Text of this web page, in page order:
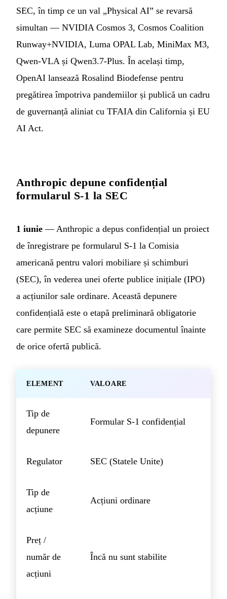
SEC, în timp ce un val „Physical AI” se revarsă
simultan — NVIDIA Cosmos 3, Cosmos Coalition
Runway+NVIDIA, Luma OPAL Lab, MiniMax M3,
Qwen-VLA și Qwen3.7-Plus. În același timp,
OpenAI lansează Rosalind Biodefense pentru
pregătirea împotriva pandemiilor și publică un cadru
de guvernanță aliniat cu TFAIA din California și EU
AI Act.
Anthropic depune confidențial
formularul S-1 la SEC
1 iunie — Anthropic a depus confidențial un proiect
de înregistrare pe formularul S-1 la Comisia
americană pentru valori mobiliare și schimburi
(SEC), în vederea unei oferte publice inițiale (IPO)
a acțiunilor sale ordinare. Această depunere
confidențială este o etapă preliminară obligatorie
care permite SEC să examineze documentul înainte
de orice ofertă publică.
ELEMENT VALOARE
Tip de
depunere
Formular S-1 confidențial
Regulator SEC (Statele Unite)
Tip de
acțiune
Acțiuni ordinare
Preț /
număr de
acțiuni
Încă nu sunt stabilite